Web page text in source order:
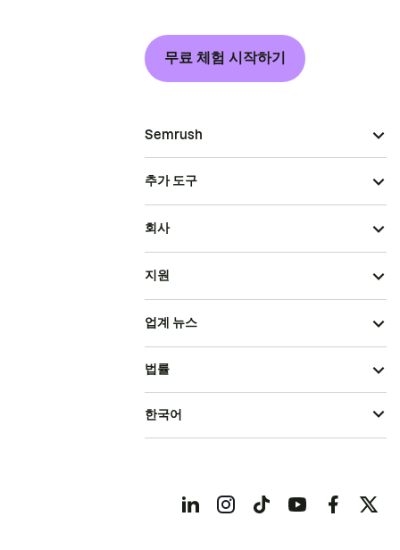
무료 체험 시작하기
Semrush
추가 도구
회사
지원
업계 뉴스
법률
한국어